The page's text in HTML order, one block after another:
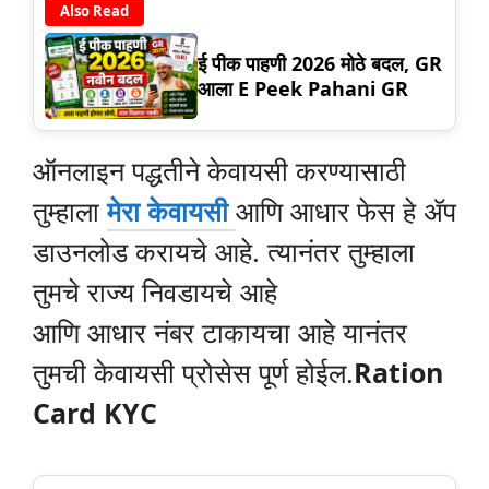
Also Read
ई पीक पाहणी 2026 मोठे बदल, GR
आला E Peek Pahani GR
ऑनलाइन पद्धतीने केवायसी करण्यासाठी
तुम्हालामेरा केवायसीआणि आधार फेस हे ॲप
डाउनलोड करायचे आहे. त्यानंतर तुम्हाला
तुमचे राज्य निवडायचे आहे
आणि आधार नंबर टाकायचा आहे यानंतर
तुमची केवायसी प्रोसेस पूर्ण होईल.Ration
Card KYC